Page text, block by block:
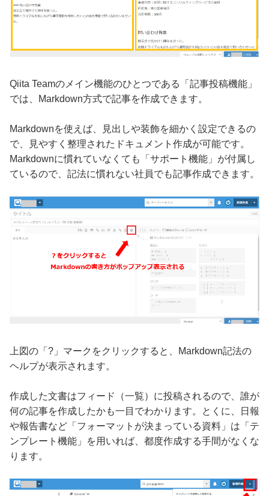
Qiita Teamのメイン機能のひとつである「記事投稿機能」
では、Markdown方式で記事を作成できます。
Markdownを使えば、見出しや装飾を細かく設定できるの
で、見やすく整理されたドキュメント作成が可能です。
Markdownに慣れていなくても「サポート機能」が付属し
ているので、記法に慣れない社員でも記事作成できます。
上図の「?」マークをクリックすると、Markdown記法の
ヘルプが表示されます。
作成した文書はフィード（一覧）に投稿されるので、誰が
何の記事を作成したかも一目でわかります。とくに、日報
や報告書など「フォーマットが決まっている資料」は「テ
ンプレート機能」を用いれば、都度作成する手間がなくな
ります。